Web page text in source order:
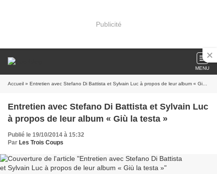
Publicité
MENU
Accueil » Entretien avec Stefano Di Battista et Sylvain Luc à propos de leur album « Giù la testa »
Entretien avec Stefano Di Battista et Sylvain Luc
à propos de leur album « Giù la testa »
Publié le 19/10/2014 à 15:32
Par Les Trois Coups